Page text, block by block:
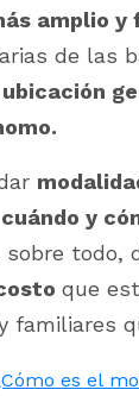
amplio y
de las
cuándo y
todo,
que
familiares
es el